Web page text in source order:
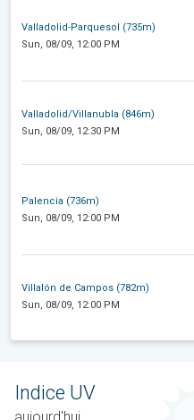
Valladolid-Parquesol (735m)
Sun, 08/09, 12:00 PM
Valladolid/Villanubla (846m)
Sun, 08/09, 12:30 PM
Palencia (736m)
Sun, 08/09, 12:00 PM
Villalón de Campos (782m)
Sun, 08/09, 12:00 PM
Indice UV
aujourd'hui